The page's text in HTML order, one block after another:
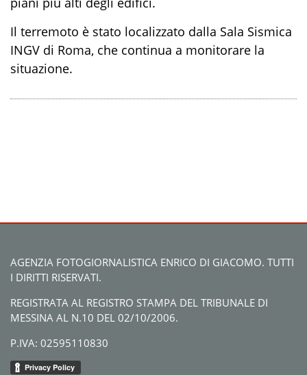
Il terremoto è stato localizzato dalla Sala Sismica
INGV di Roma, che continua a monitorare la
situazione.
AGENZIA FOTOGIORNALISTICA ENRICO DI GIACOMO. TUTTI
I DIRITTI RISERVATI.
REGISTRATA AL REGISTRO STAMPA DEL TRIBUNALE DI
MESSINA AL N.10 DEL 02/10/2006.
P.IVA: 02595110830